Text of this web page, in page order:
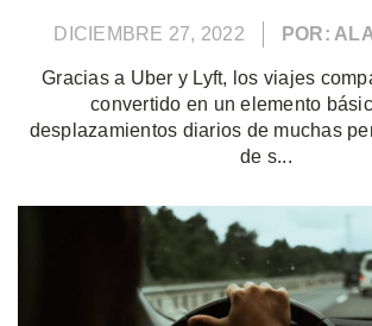
DICIEMBRE 27, 2022 POR:
Gracias a Uber y Lyft, los viajes
convertido en un elemento
desplazamientos diarios de muchas
de s...